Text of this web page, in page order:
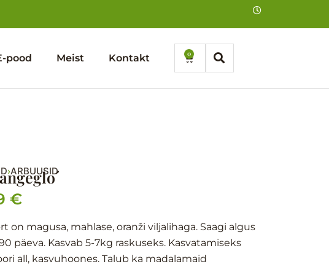
pood Meist Kontakt 0
Cart
›ARBUUSID
€.
€Praegune
hind
on:
0,79 €.
on magusa, mahlase, oranži viljalihaga. Saagi algus
päeva. Kasvab 5-7kg raskuseks. Kasvatamiseks
all, kasvuhoones. Talub ka madalamaid